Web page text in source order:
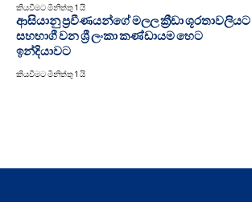
කියවීමට මිනිත්තු 1 යි
ආසියානු ප්‍රවීණයන්ගේ මලල ක්‍රීඩා ශූරතාවලියට
සහභාගී වන ශ්‍රී ලංකා කණ්ඩායම හෙට
ඉන්දියාවට
කියවීමට මිනිත්තු 1 යි